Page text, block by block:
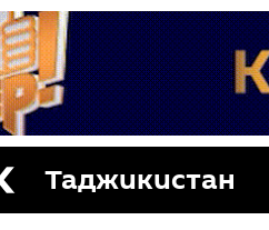
Таджикистан